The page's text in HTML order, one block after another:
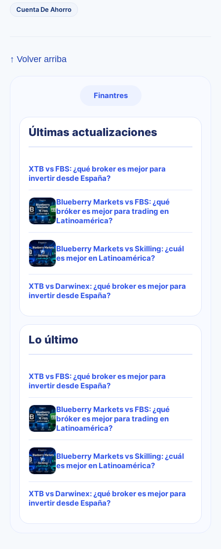
Cuenta De Ahorro
↑ Volver arriba
Finantres
Últimas actualizaciones
XTB vs FBS: ¿qué broker es mejor para
invertir desde España?
Blueberry Markets vs FBS: ¿qué
bróker es mejor para trading en
Latinoamérica?
Blueberry Markets vs Skilling: ¿cuál
es mejor en Latinoamérica?
XTB vs Darwinex: ¿qué broker es mejor para
invertir desde España?
Lo último
XTB vs FBS: ¿qué broker es mejor para
invertir desde España?
Blueberry Markets vs FBS: ¿qué
bróker es mejor para trading en
Latinoamérica?
Blueberry Markets vs Skilling: ¿cuál
es mejor en Latinoamérica?
XTB vs Darwinex: ¿qué broker es mejor para
invertir desde España?